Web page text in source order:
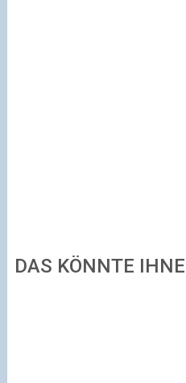
DAS KÖNNTE